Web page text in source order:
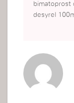
bimatoprost
desyrel